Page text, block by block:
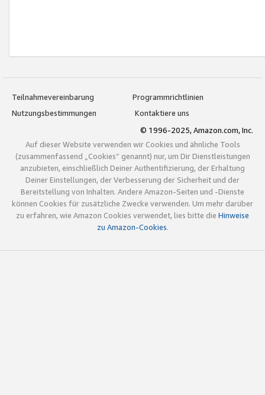
Teilnahmevereinbarung
Programmrichtlinien
Nutzungsbestimmungen
Kontaktiere uns
© 1996-2025, Amazon.com, Inc.
Auf dieser Website verwenden wir Cookies und ähnliche Tools
(zusammenfassend „Cookies“ genannt) nur, um Dir Dienstleistungen
anzubieten, einschließlich Deiner Authentifizierung, der Erhaltung
Deiner Einstellungen, der Verbesserung der Sicherheit und der
Bereitstellung von Inhalten. Andere Amazon-Seiten und -Dienste
können Cookies für zusätzliche Zwecke verwenden. Um mehr darüber
zu erfahren, wie Amazon Cookies verwendet, lies bitte die Hinweise
zu Amazon-Cookies.